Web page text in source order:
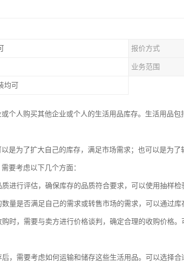
报价方式
业务范围
均可
个人购买其他企业或个人的生活用品库存。生活用品
是为了扩大自己的库存，满足市场需求；也可以是为
要考虑以下几个方面：
进行评估，确保库存的品质符合要求，可以使用抽样
量是否满足自己的需求或转售市场的需求，可以通过
时，需要与卖方进行价格谈判，确定合理的收购价格
，需要考虑如何运输和储存这些生活用品。可以选择